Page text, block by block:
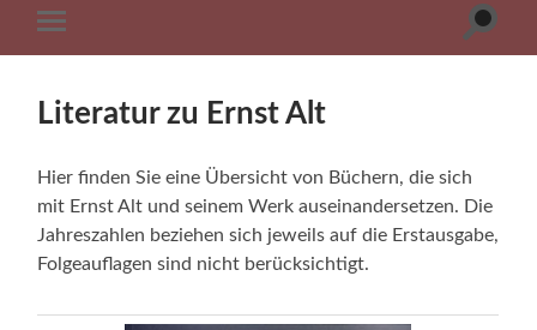
Menü
Literatur zu Ernst Alt
Hier finden Sie eine Übersicht von Büchern, die sich
mit Ernst Alt und seinem Werk auseinandersetzen. Die
Jahreszahlen beziehen sich jeweils auf die Erstausgabe,
Folgeauflagen sind nicht berücksichtigt.